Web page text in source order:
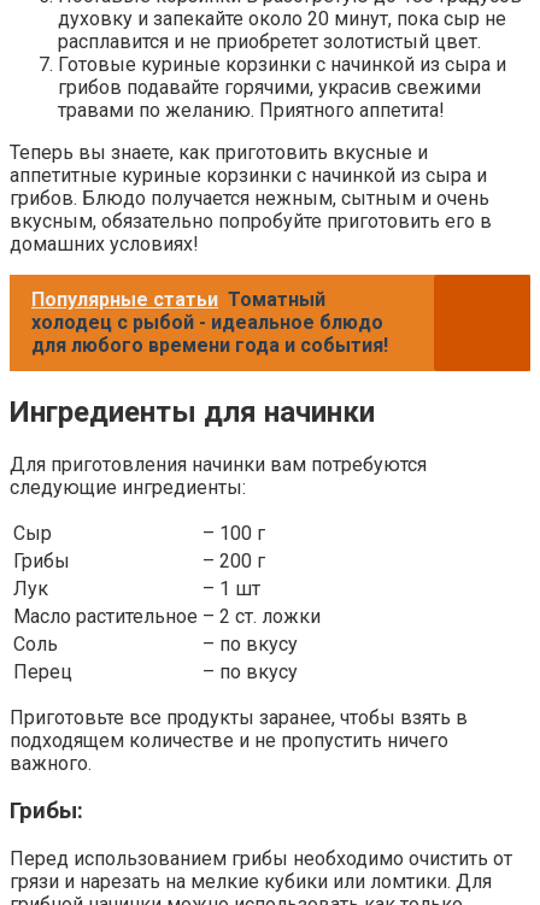
духовку и запекайте около 20 минут, пока сыр не
расплавится и не приобретет золотистый цвет.
Готовые куриные корзинки с начинкой из сыра и
грибов подавайте горячими, украсив свежими
травами по желанию. Приятного аппетита!
Теперь вы знаете, как приготовить вкусные и
аппетитные куриные корзинки с начинкой из сыра и
грибов. Блюдо получается нежным, сытным и очень
вкусным, обязательно попробуйте приготовить его в
домашних условиях!
Популярные статьи Томатный
холодец с рыбой - идеальное блюдо
для любого времени года и события!
Ингредиенты для начинки
Для приготовления начинки вам потребуются
следующие ингредиенты:
Сыр
– 100 г
Грибы
– 200 г
Лук
– 1 шт
Масло растительное – 2 ст. ложки
Соль
– по вкусу
Перец
– по вкусу
Приготовьте все продукты заранее, чтобы взять в
подходящем количестве и не пропустить ничего
важного.
Грибы:
Перед использованием грибы необходимо очистить от
грязи и нарезать на мелкие кубики или ломтики. Для